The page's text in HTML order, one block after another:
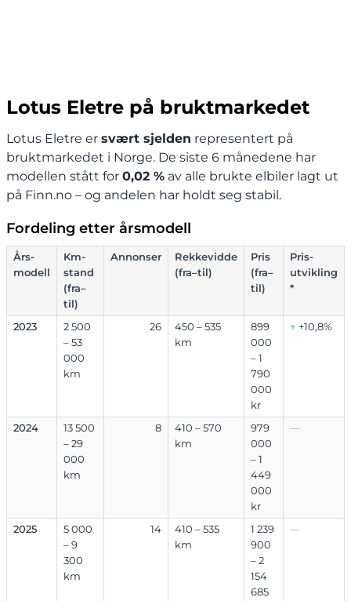
Lotus Eletre på bruktmarkedet
Lotus Eletre er svært sjelden representert på
bruktmarkedet i Norge. De siste 6 månedene har
modellen stått for 0,02 % av alle brukte elbiler lagt ut
på Finn.no – og andelen har holdt seg stabil.
Fordeling etter årsmodell
Års-
modell
Km-
stand
(fra–
til)
Annonser
Rekkevidde
(fra–til)
Pris
(fra–
til)
Pris-
utvikling
*
2023
2 500
– 53
000
km
26
450 – 535
km
899
000
– 1
790
000
kr
↑ +10,8%
2024
13 500
– 29
000
km
8
410 – 570
km
979
000
– 1
449
000
kr
—
2025
5 000
– 9
300
km
14
410 – 535
km
1 239
900
– 2
154
685
—